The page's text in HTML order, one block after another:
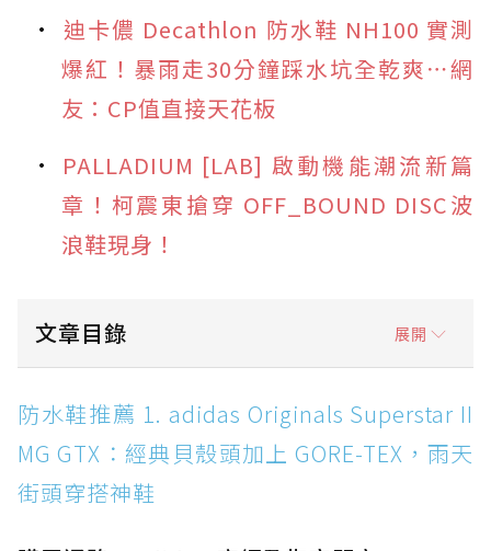
迪卡儂 Decathlon 防水鞋 NH100 實測
爆紅！暴雨走30分鐘踩水坑全乾爽⋯網
友：CP值直接天花板
PALLADIUM [LAB] 啟動機能潮流新篇
章！柯震東搶穿 OFF_BOUND DISC波
浪鞋現身！
文章目錄 展開
防水鞋推薦 1. adidas Originals Superstar II
MG GTX：經典貝殼頭加上 GORE-TEX，雨天街
頭穿搭神鞋
防水鞋推薦 2. New Balance Hierro v9 GORE-
防水鞋推薦 1. adidas Originals Superstar II
MG GTX：經典貝殼頭加上 GORE-TEX，雨天
街頭穿搭神鞋